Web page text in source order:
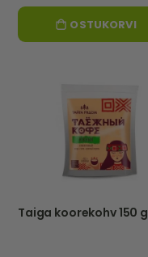
OSTUKORVI
Taiga koorekohv 150 g